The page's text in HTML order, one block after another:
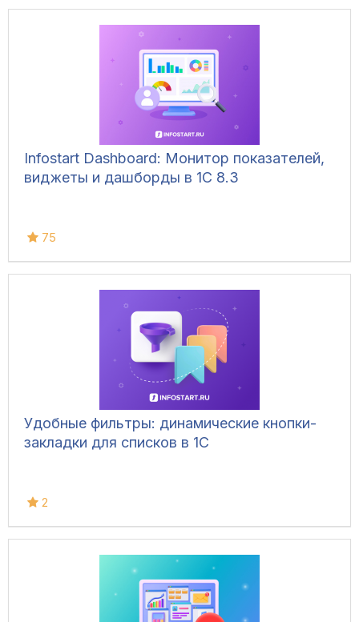
Infostart Dashboard: Монитор показателей,
виджеты и дашборды в 1С 8.3
75
Удобные фильтры: динамические кнопки-
закладки для списков в 1С
2